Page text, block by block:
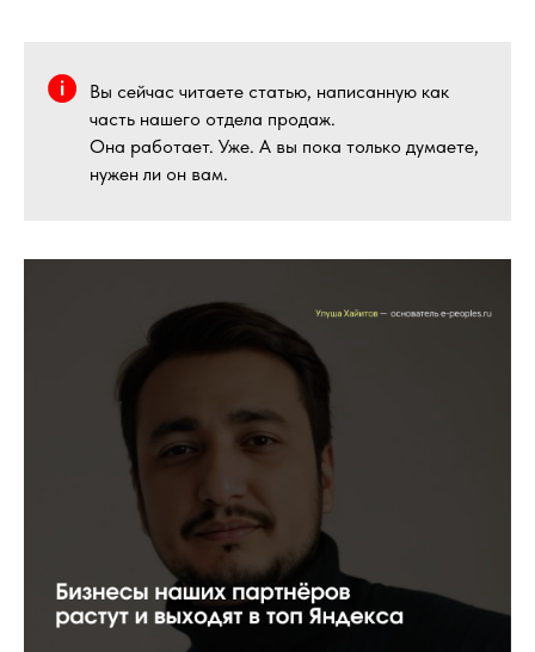
Вы сейчас читаете статью, написанную как
часть нашего отдела продаж.
Она работает. Уже. А вы пока только думаете,
нужен ли он вам.